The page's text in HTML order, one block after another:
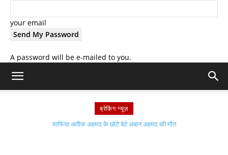
your email
A password will be e-mailed to you.
ब्रेकिंग न्यूज़
माफिया अतीक अहमद के छोटे बेटे अबान अहमद की मौत